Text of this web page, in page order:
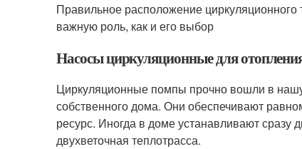
Правильное расположение циркуляционного
важную роль, как и его выбор
Насосы циркуляционные для
Циркуляционные помпы прочно вошли в
собственного дома. Они обеспечивают
ресурс. Иногда в доме устанавливают сразу
двухветочная теплотрасса.